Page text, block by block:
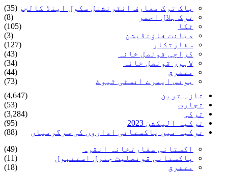
پاک ترک معارف انٹرنشنل سکول اینڈ کالجز (35)
ترک ہلال احمر
(8)
ٹکا
(105)
دیانت فاؤنڈیشن
(3)
سفارتکار
(127)
کراچی قونصل خانہ
(43)
لاہور قونصل خانہ
(34)
متفرق
(44)
یونس ایمرے انسٹی ٹیوٹ
(73)
تازہ ترین
(4,647)
تجارت
(53)
ترکی
(3,284)
ترکیہ الیکشن 2023
(95)
ترکیہ میں پاکستانی اداروں کی سرگرمیاں
(88)
اکستانی سفارتخانہ انقرہ
(49)
پاکستانی قونصلیٹ جنرل استنبول
(11)
متفرق
(18)